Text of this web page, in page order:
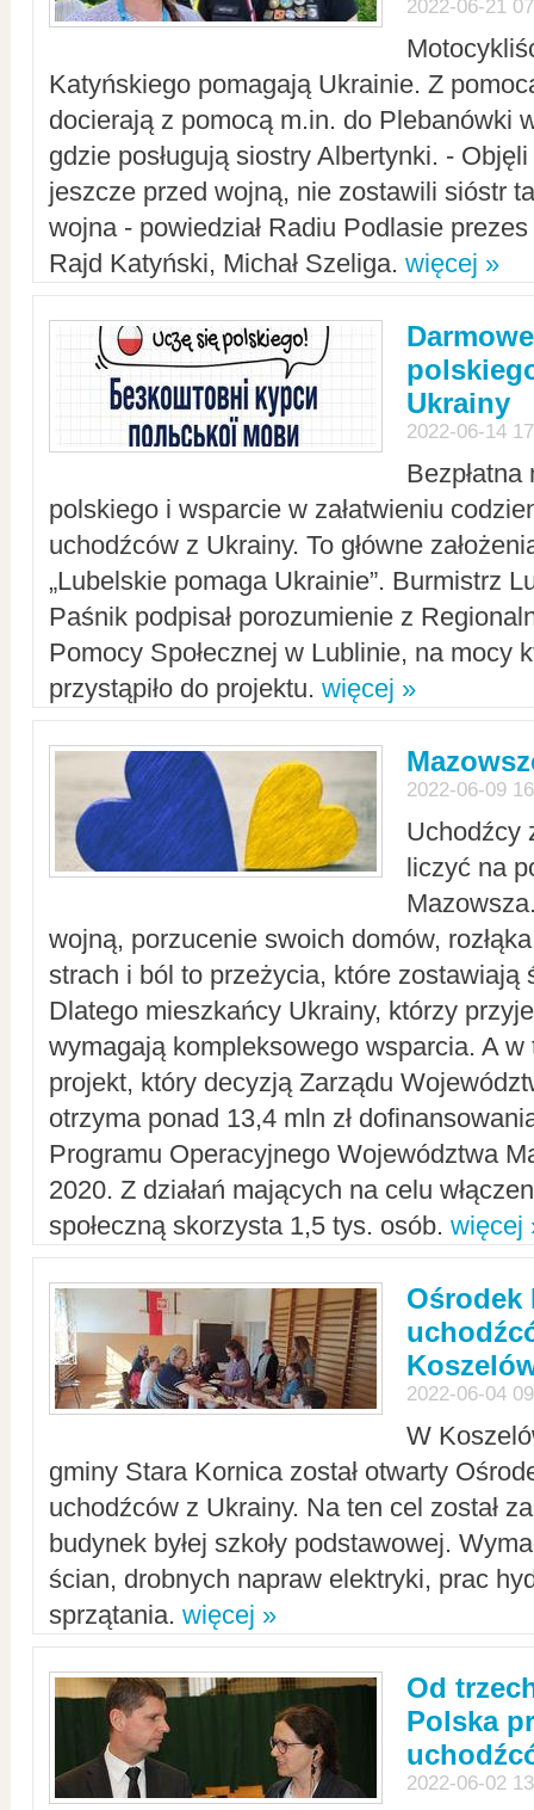
2022-06-21
Katyńskiego pomagają Ukrainie. Z
docierają z pomocą m.in. do Plebanówki
gdzie posługują siostry Albertynki. -
jeszcze przed wojną, nie zostawili sióstr
wojna - powiedział Radiu Podlasie
Rajd Katyński, Michał Szeliga. więcej »
Ukrainy
2022-06-14
polskiego i wsparcie w załatwieniu
uchodźców z Ukrainy. To główne
„Lubelskie pomaga Ukrainie”. Burmistrz
Paśnik podpisał porozumienie z
Pomocy Społecznej w Lublinie, na mocy
przystąpiło do projektu. więcej »
2022-06-09
Uchodźcy
liczyć na
wojną, porzucenie swoich domów,
strach i ból to przeżycia, które zostawiają
Dlatego mieszkańcy Ukrainy, którzy
wymagają kompleksowego wsparcia. A w
projekt, który decyzją Zarządu
otrzyma ponad 13,4 mln zł
Programu Operacyjnego Województwa
2020. Z działań mających na celu
społeczną skorzysta 1,5 tys. osób. więcej
Ośrodek
2022-06-04
W
gminy Stara Kornica został otwarty
uchodźców z Ukrainy. Na ten cel został
budynek byłej szkoły podstawowej.
ścian, drobnych napraw elektryki, prac
sprzątania. więcej »
Od
Polska
2022-06-02